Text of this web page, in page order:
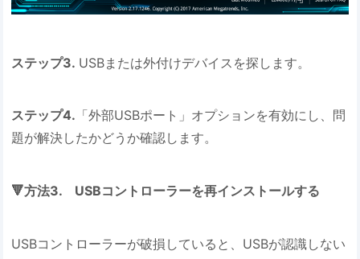
ステップ3. USBまたは外付けデバイスを探します。
ステップ4. 「外部USBポート」オプションを有効にし、問
題が解決したかどうか確認します。
🔻方法3. USBコントローラーを再インストールする
USBコントローラーが破損していると、USBが認識しない